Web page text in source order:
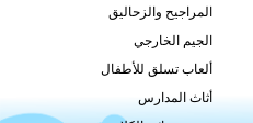
المراجيح والزحاليق
الجيم الخارجي
ألعاب تسلق للأطفال
أثاث المدارس